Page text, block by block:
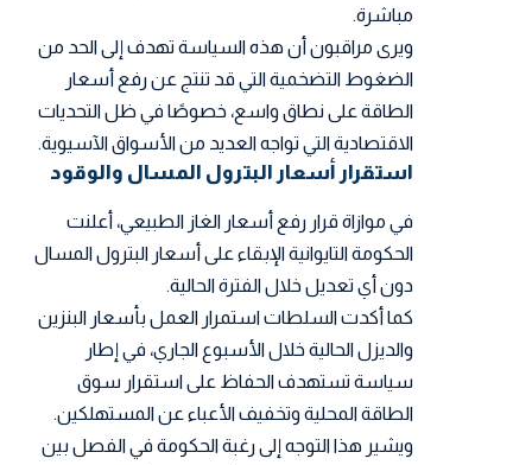
مباشرة.
ويرى مراقبون أن هذه السياسة تهدف إلى الحد من
الضغوط التضخمية التي قد تنتج عن رفع أسعار
الطاقة على نطاق واسع، خصوصًا في ظل التحديات
الاقتصادية التي تواجه العديد من الأسواق الآسيوية.
استقرار أسعار البترول المسال والوقود
في موازاة قرار رفع أسعار الغاز الطبيعي، أعلنت
الحكومة التايوانية الإبقاء على أسعار البترول المسال
دون أي تعديل خلال الفترة الحالية.
كما أكدت السلطات استمرار العمل بأسعار البنزين
والديزل الحالية خلال الأسبوع الجاري، في إطار
سياسة تستهدف الحفاظ على استقرار سوق
الطاقة المحلية وتخفيف الأعباء عن المستهلكين.
ويشير هذا التوجه إلى رغبة الحكومة في الفصل بين